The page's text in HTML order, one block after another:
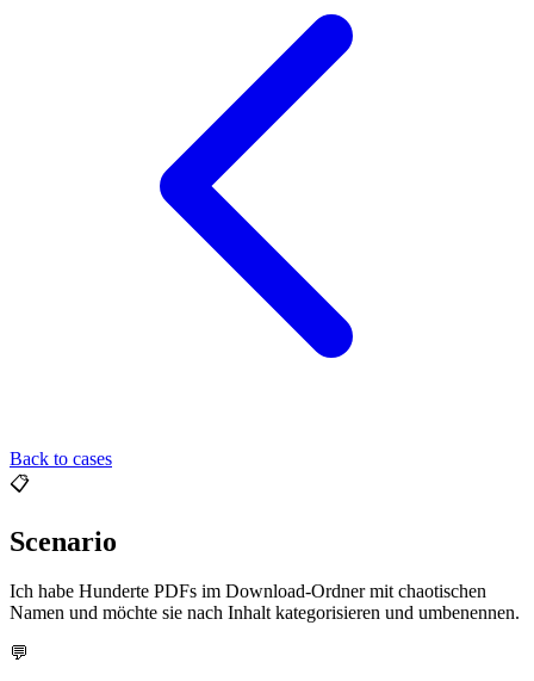
Back to cases
📋
Scenario
Ich habe Hunderte PDFs im Download-Ordner mit chaotischen
Namen und möchte sie nach Inhalt kategorisieren und umbenennen.
💬